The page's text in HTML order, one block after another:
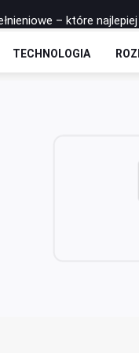
– które
TECHNOLOGIA